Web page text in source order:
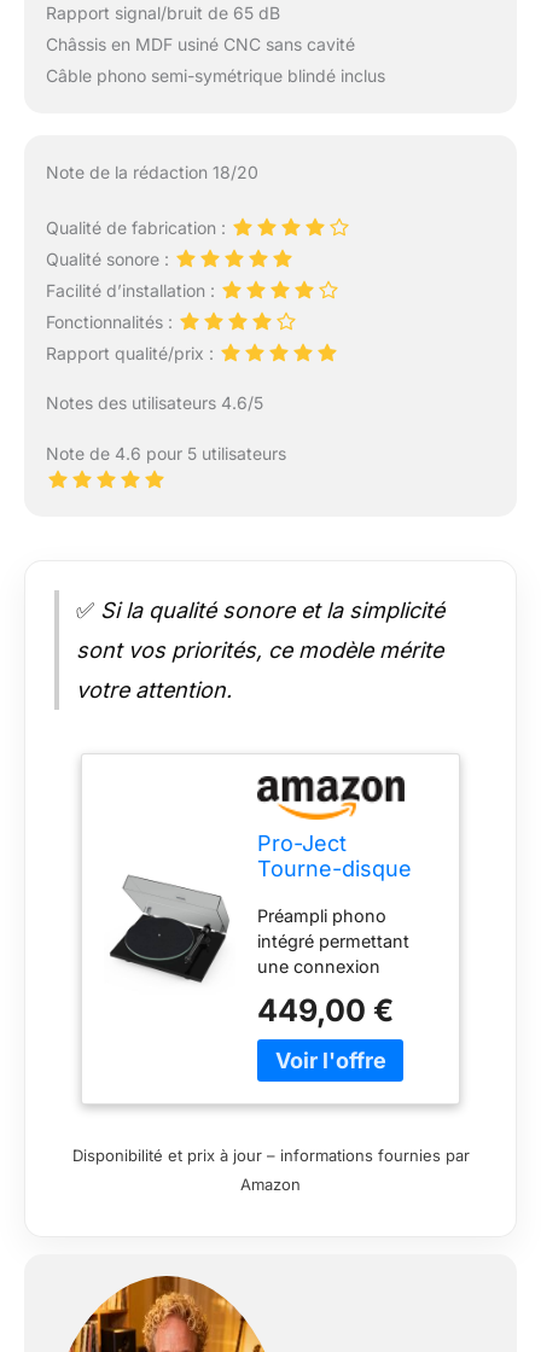
Rapport signal/bruit de 65 dB
Châssis en MDF usiné CNC sans cavité
Câble phono semi-symétrique blindé inclus
Note de la rédaction 18/20
Qualité de fabrication :
Qualité sonore :
Facilité d’installation :
Fonctionnalités :
Rapport qualité/prix :
Notes des utilisateurs 4.6/5
Note de 4.6 pour 5 utilisateurs
✅ Si la qualité sonore et la simplicité
sont vos priorités, ce modèle mérite
votre attention.
Pro-Ject
Tourne-disque
avec préampli
intégré (Noir)
Préampli phono
intégré permettant
une connexion
parleurs ou
amplificateurs
alimentés Utilise un
pour une vitesse
constante et une
sonore fiable Le
449,00 €
Disponibilité et prix à jour – informations fournies par
Amazon